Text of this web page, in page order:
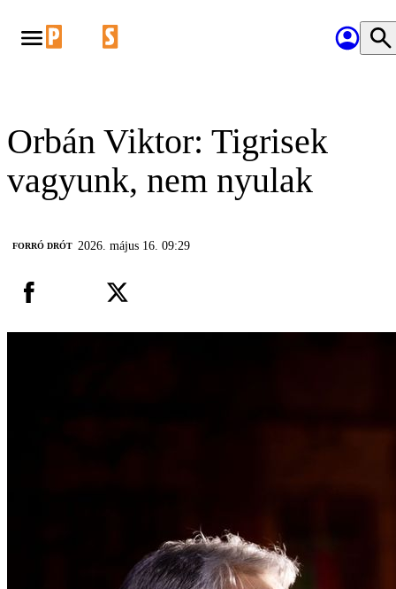
Orbán Viktor: Tigrisek
vagyunk, nem nyulak
FORRÓ DRÓT 2026. május 16. 09:29